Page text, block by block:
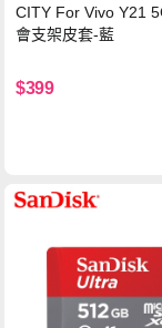
CITY For Vivo Y21
會支架皮套-藍
$399